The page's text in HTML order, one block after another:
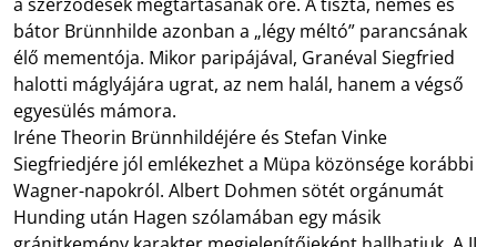
bátor Brünnhilde azonban a „légy méltó” parancsának
élő mementója. Mikor paripájával, Granéval Siegfried
halotti máglyájára ugrat, az nem halál, hanem a végső
egyesülés mámora.
Iréne Theorin Brünnhildéjére és Stefan Vinke
Siegfriedjére jól emlékezhet a Müpa közönsége korábbi
Wagner-napokról. Albert Dohmen sötét orgánumát
Hunding után Hagen szólamában egy másik